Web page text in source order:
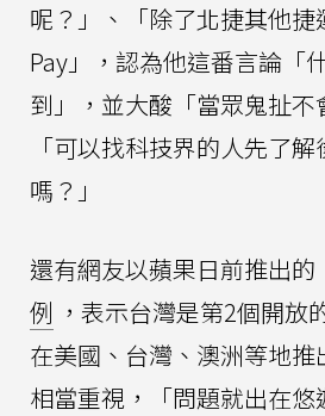
呢？」、「除了北捷其他
Pay」，認為他這番言論「
到」，並大酸「當眾鬼扯不
「可以找科技界的人先了
嗎？」
還有網友以蘋果日前推出的
例 ，表示台灣是第2個開放
在美國、台灣、澳洲等地
相當重視，「問題就出在悠